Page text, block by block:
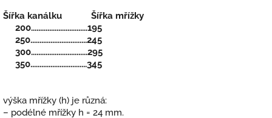
Šířka kanálku Šířka mřížky
200...............................195
250...............................245
300...............................295
350...............................345
výška mřížky (h) je různá:
– podélné mřížky h = 24 mm.